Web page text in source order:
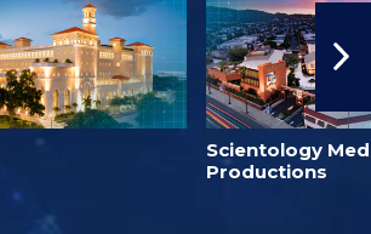
Scientology
Productions